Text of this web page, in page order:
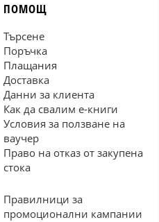
ПОМОЩ
Търсене
Поръчка
Плащания
Доставка
Данни за клиента
Как да свалим е-книги
Условия за ползване на
ваучер
Право на отказ от закупена
стока
Правилници за
промоционални кампании